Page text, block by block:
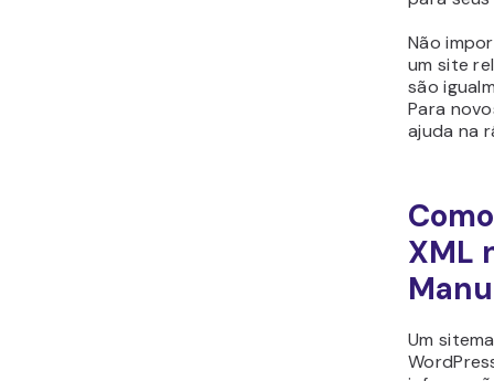
Não
um site
são
Para
ajuda na
XML
Um